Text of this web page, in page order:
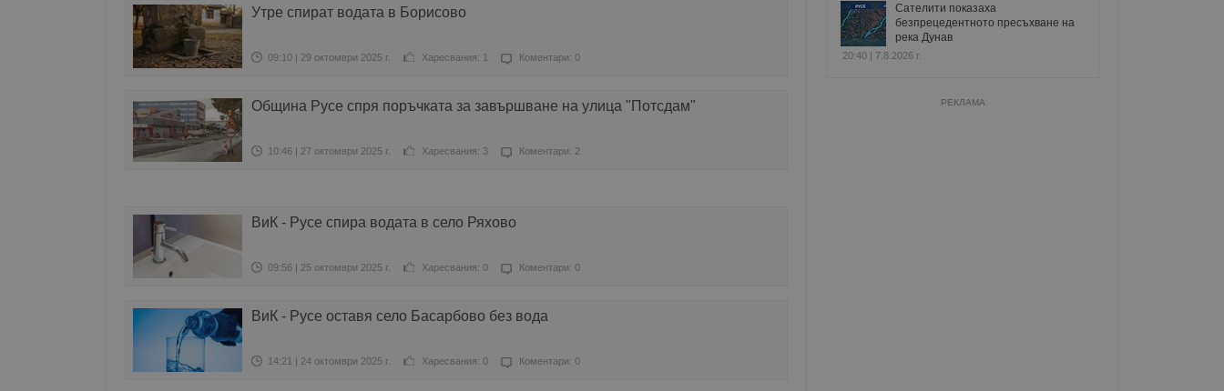
Утре спират водата в Борисово
09:10 | 29 октомври 2025 г. Харесвания: 1 Коментари: 0
Община Русе спря поръчката за завършване на улица "Потсдам"
10:46 | 27 октомври 2025 г. Харесвания: 3 Коментари: 2
ВиК - Русе спира водата в село Ряхово
09:56 | 25 октомври 2025 г. Харесвания: 0 Коментари: 0
ВиК - Русе оставя село Басарбово без вода
14:21 | 24 октомври 2025 г. Харесвания: 0 Коментари: 0
Сателити показаха
безпрецедентното пресъхване на
река Дунав
20:40 | 7.8.2026 г.
РЕКЛАМА